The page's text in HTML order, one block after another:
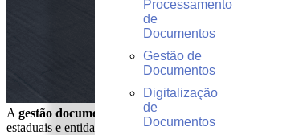
Processamento
de
Documentos
Gestão de
Documentos
Digitalização
de
Documentos
A gestão documental para o setor público
é um dos
estaduais e entidades federais enfrentam o desafio de